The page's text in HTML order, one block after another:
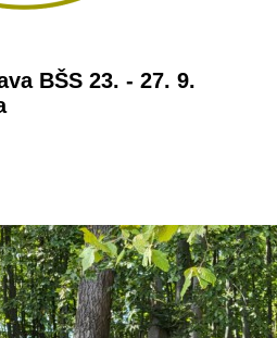
BŠS 23. - 27. 9.